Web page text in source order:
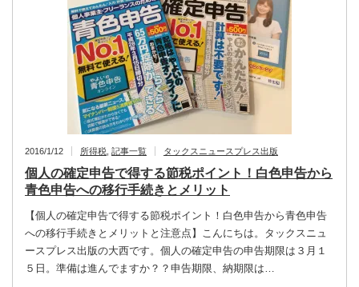
2016/1/12 所得税 記事一覧 タックスニュースプレス出版
個人の確定申告で得する節税ポイント！白色申告から
青色申告への移行手続きとメリット
【個人の確定申告で得する節税ポイント！白色申告から青色申告
への移行手続きとメリットと注意点】こんにちは。タックスニュ
ースプレス出版の大西です。個人の確定申告の申告期限は３月１
５日。準備は進んでますか？？申告期限、納期限は…